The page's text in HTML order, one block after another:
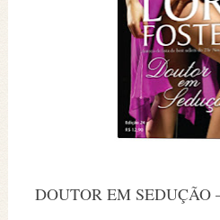
DOUTOR EM